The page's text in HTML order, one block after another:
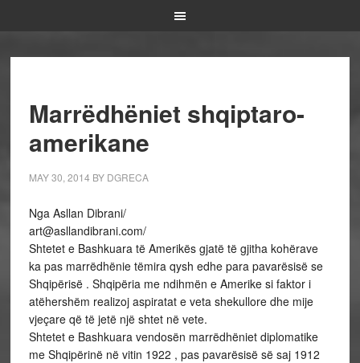
Marrëdhëniet shqiptaro-
amerikane
MAY 30, 2014 BY DGRECA
Nga Asllan Dibrani/
art@asllandibrani.com/
Shtetet e Bashkuara të Amerikës gjatë të gjitha kohërave
ka pas marrëdhënie tëmira qysh edhe para pavarësisë se
Shqipërisë . Shqipëria me ndihmën e Amerike si faktor i
atëhershëm realizoj aspiratat e veta shekullore dhe mije
vjeçare që të jetë një shtet në vete.
Shtetet e Bashkuara vendosën marrëdhëniet diplomatike
me Shqipërinë në vitin 1922 , pas pavarësisë së saj 1912